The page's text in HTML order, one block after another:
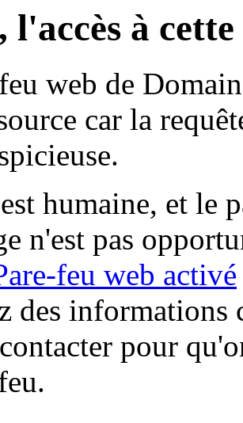
l'accès à
web de
car la
humaine, et le
n'est pas
feu web activé
des informations
pour